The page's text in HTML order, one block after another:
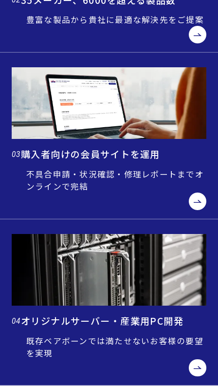
豊富な製品から貴社に最適な解決先をご提案
03購入者向けの会員サイトを運用
不具合申請・状況確認・修理レポートまでオ
ンラインで完結
04オリジナルサーバー・産業用PC開発
既存ベアボーンでは満たせないお客様の要望
を実現